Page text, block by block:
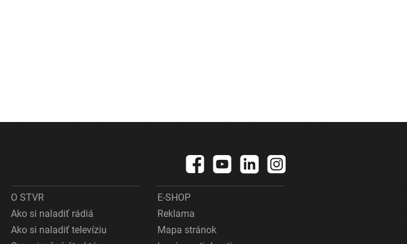
O STVR
Ako si naladiť rádiá
Ako si naladiť televíziu
E-SHOP
Reklama
Mapa stránok